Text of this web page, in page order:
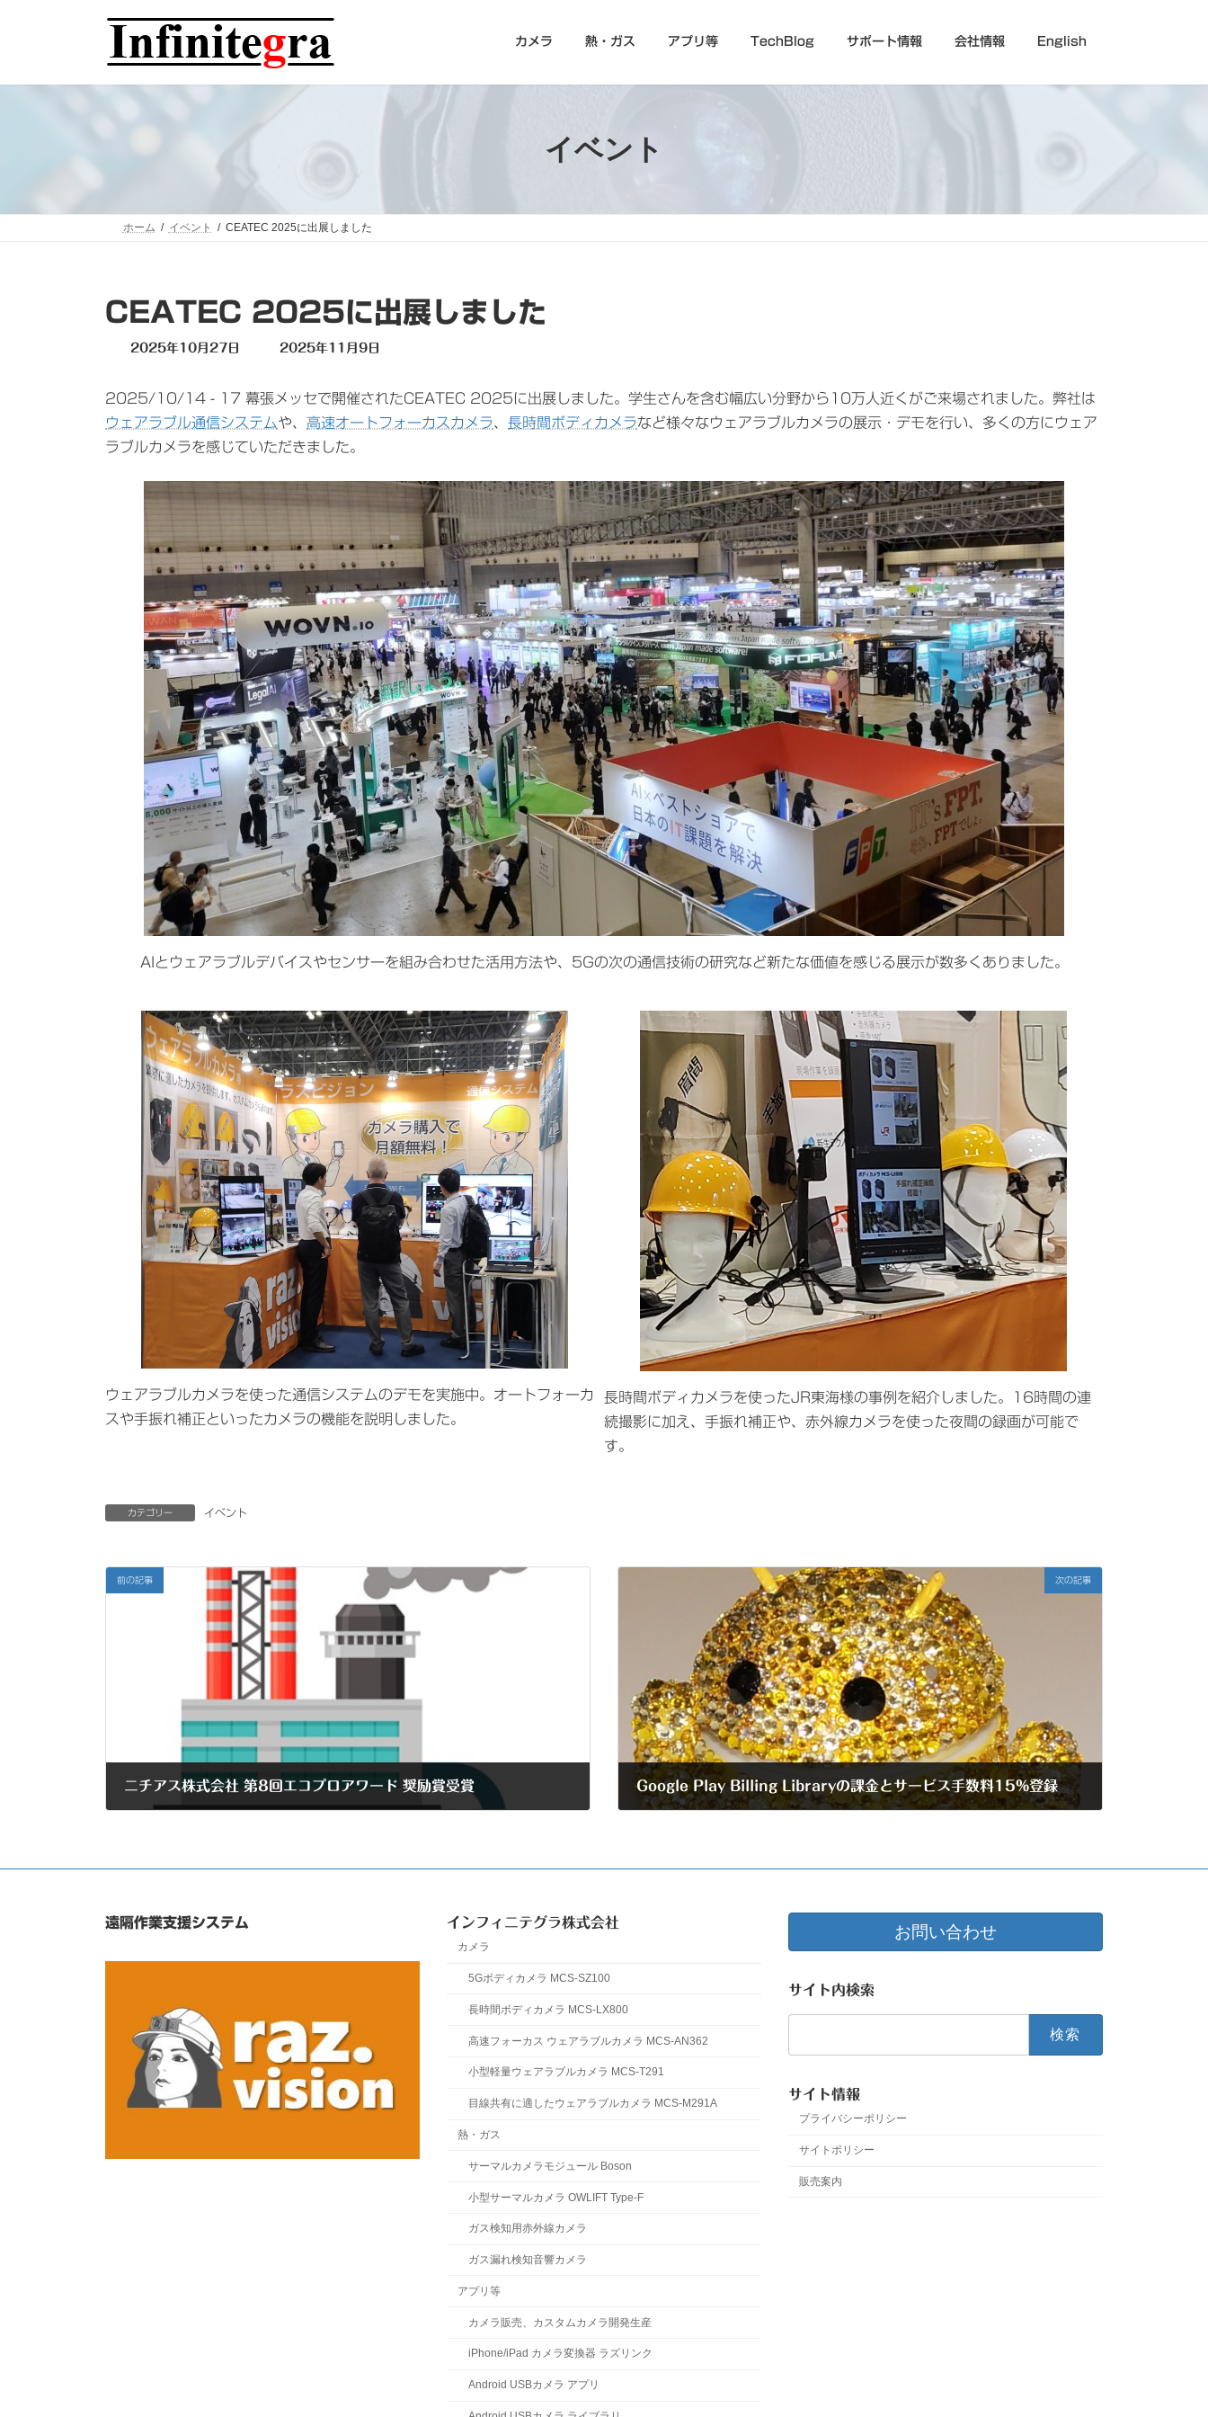
ツ
シ
カメラ 熱・ガス アプリ等 TechBlog サポート情報 会社情報 English
イベント
ホーム イベント CEATEC 2025に出展しました
CEATEC 2025に出展しました
2025年10月27日
最
新
日
時
:
2025年11月9日
2025/10/14 - 17 幕張メッセで開催されたCEATEC 2025に出展しました。学生さんを含む幅広い分野から10万人近くがご来場されました。弊社は
ウェアラブル通信システムや、 高速オートフォーカスカメラ、 長時間ボディカメラなど様々なウェアラブルカメラの展示・デモを行い、多くの方にウェア
ラブルカメラを感じていただきました。
AIとウェアラブルデバイスやセンサーを組み合わせた活用方法や、5Gの次の通信技術の研究など新たな価値を感じる展示が数多くありました。
ウェアラブルカメラを使った通信システムのデモを実施中。オートフォーカ
スや手振れ補正といったカメラの機能を説明しました。
長時間ボディカメラを使ったJR東海様の事例を紹介しました。16時間の連
続撮影に加え、手振れ補正や、赤外線カメラを使った夜間の録画が可能で
す。
カテゴリー イベント
前の記事
ニチアス株式会社 第8回エコプロアワード 奨励賞受賞
次の記事
Google Play Billing Libraryの課金とサービス手数料15%登録
遠隔作業支援システム インフィニテグラ株式会社
カメラ
5Gボディカメラ MCS-SZ100
長時間ボディカメラ MCS-LX800
高速フォーカス ウェアラブルカメラ MCS-AN362
小型軽量ウェアラブルカメラ MCS-T291
目線共有に適したウェアラブルカメラ MCS-M291A
熱・ガス
サーマルカメラモジュール Boson
小型サーマルカメラ OWLIFT Type-F
ガス検知用赤外線カメラ
ガス漏れ検知音響カメラ
アプリ等
カメラ販売、カスタムカメラ開発生産
iPhone/iPad カメラ変換器 ラズリンク
Android USBカメラ アプリ
お問い合わせ
サイト内検索
サイト情報
プライバシーポリシー
サイトポリシー
販売案内